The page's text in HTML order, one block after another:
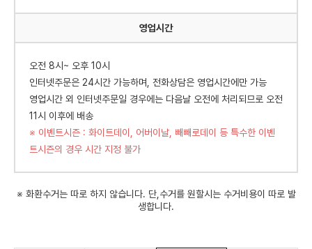
영업시간
오전 8시~ 오후 10시
인터넷주문은 24시간 가능하며, 전화상담은 영업시간에만 가능
영업시간 외 인터넷주문일 경우에는 다음날 오전에 처리되므로 오전
11시 이후에 배송
※ 이벤트시즌 : 화이트데이, 어버이날, 빼빼로데이 등 특수한 이벤
트시즌의 경우 시간 지정 불가
※ 화환수거는 따로 하지 않습니다. 단,수거를 원할시는 수거비용이 따로 발
생합니다.